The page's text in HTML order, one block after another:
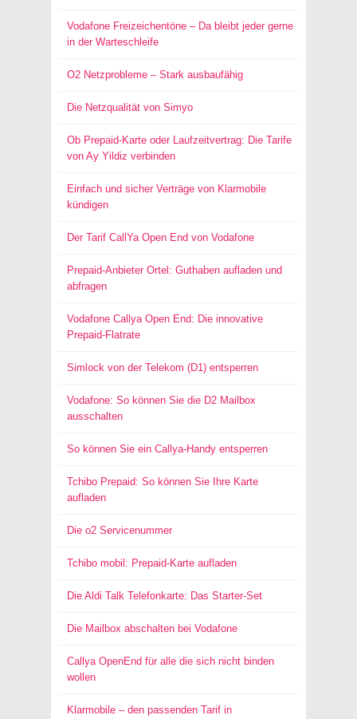
Vodafone Freizeichentöne – Da bleibt jeder gerne
in der Warteschleife
O2 Netzprobleme – Stark ausbaufähig
Die Netzqualität von Simyo
Ob Prepaid-Karte oder Laufzeitvertrag: Die Tarife
von Ay Yildiz verbinden
Einfach und sicher Verträge von Klarmobile
kündigen
Der Tarif CallYa Open End von Vodafone
Prepaid-Anbieter Ortel: Guthaben aufladen und
abfragen
Vodafone Callya Open End: Die innovative
Prepaid-Flatrate
Simlock von der Telekom (D1) entsperren
Vodafone: So können Sie die D2 Mailbox
ausschalten
So können Sie ein Callya-Handy entsperren
Tchibo Prepaid: So können Sie Ihre Karte
aufladen
Die o2 Servicenummer
Tchibo mobil: Prepaid-Karte aufladen
Die Aldi Talk Telefonkarte: Das Starter-Set
Die Mailbox abschalten bei Vodafone
Callya OpenEnd für alle die sich nicht binden
wollen
Klarmobile – den passenden Tarif in